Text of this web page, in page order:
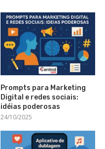
Prompts para Marketing
Digital e redes sociais:
idéias poderosas
24/10/2025